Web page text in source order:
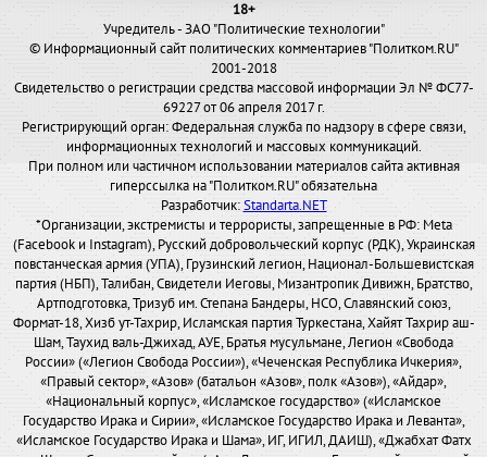
18+
Учредитель - ЗАО "Политические технологии"
© Информационный сайт политических комментариев "Политком.RU"
2001-2018
Свидетельство о регистрации средства массовой информации Эл № ФС77-
69227 от 06 апреля 2017 г.
Регистрирующий орган: Федеральная служба по надзору в сфере связи,
информационных технологий и массовых коммуникаций.
При полном или частичном использовании материалов сайта активная
гиперссылка на "Политком.RU" обязательна
Разработчик:Standarta.NET
*Организации, экстремисты и террористы, запрещенные в РФ: Meta
(Facebook и Instagram), Русский добровольческий корпус (РДК), Украинская
повстанческая армия (УПА), Грузинский легион, Национал-Большевистская
партия (НБП), Талибан, Свидетели Иеговы, Мизантропик Дивижн, Братство,
Артподготовка, Тризуб им. Степана Бандеры, НСО, Славянский союз,
Формат-18, Хизб ут-Тахрир, Исламская партия Туркестана, Хайят Тахрир аш-
Шам, Таухид валь-Джихад, АУЕ, Братья мусульмане, Легион «Свобода
России» («Легион Свобода России»), «Чеченская Республика Ичкерия»,
«Правый сектор», «Азов» (батальон «Азов», полк «Азов»), «Айдар»,
«Национальный корпус», «Исламское государство» («Исламское
Государство Ирака и Сирии», «Исламское Государство Ирака и Леванта»,
«Исламское Государство Ирака и Шама», ИГ, ИГИЛ, ДАИШ), «Джабхат Фатх